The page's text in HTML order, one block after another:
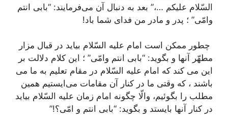
السّلام علیکم …،” بعد به دنبال آن مى‌فرمایند: “بابى انتم
وامّى” ؛ پدر و مادر من فداى شما باد!
چطور ممکن است امام علیه ‌السّلام بیاید در قبال مزار
مطهّر آنها و بگوید: “بابى انتم وامّى” ؛ این کلام دلالت بر
این مى ‌کند که امام علیه ‌السّلام در مقام تعلیم به ما می
باشند ، که وقتی ما در کنار آن مقامات مى‌ایستیم همین
مطلب را بگوئیم، والّا چگونه امام زمان علیه‌ السّلام بیاید
در کنار آنها بایستد و بگوید: “بابى انتم و امّى؟!”